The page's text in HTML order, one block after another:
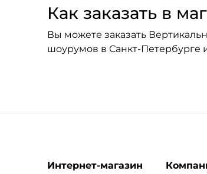
Как заказать в
Вы можете заказать
шоурумов в Санкт-Петербурге
Интернет-магазин